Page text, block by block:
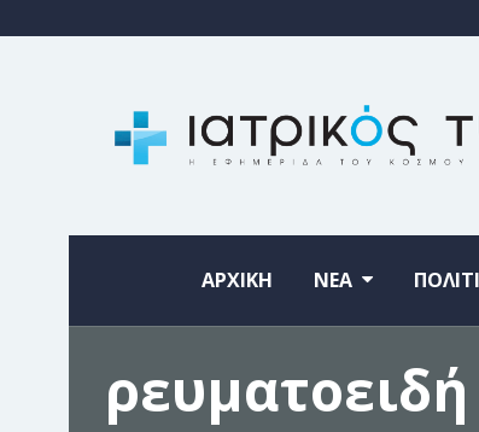
ΑΡΧΙΚΗ ΝΕΑ